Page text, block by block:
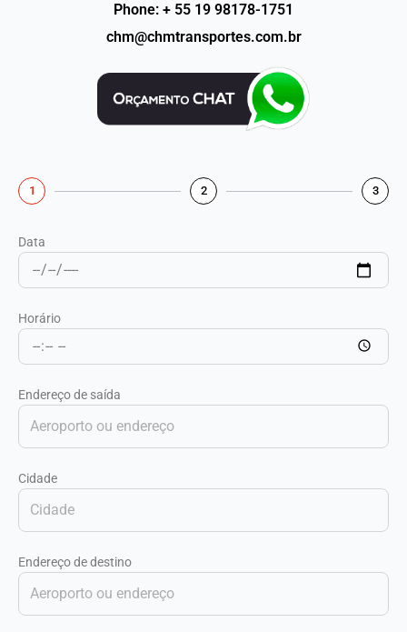
Phone: + 55 19 98178-1751
chm@chmtransportes.com.br
1 2 3
Data
Horário
Endereço de saída
Cidade
Endereço de destino